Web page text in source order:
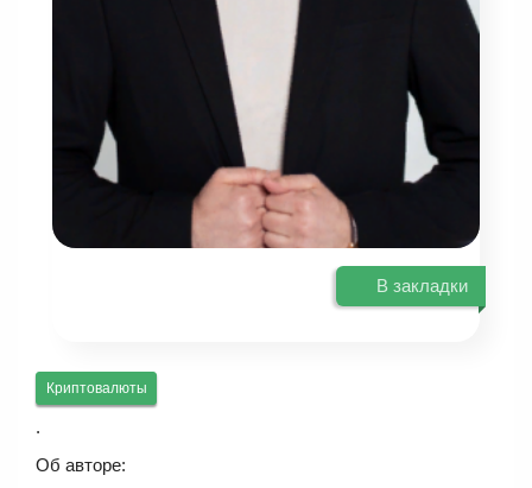
В закладки
Криптовалюты
.
Об авторе: